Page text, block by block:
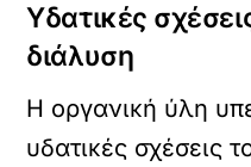
Υδατικές
διάλυση
Η οργανική ύλη
υδατικές σχέσεις